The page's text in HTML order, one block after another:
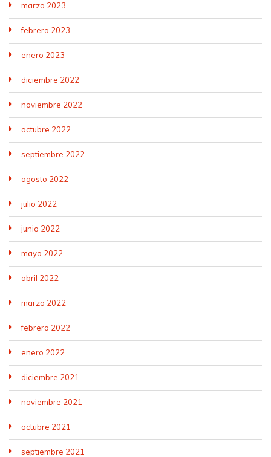
marzo 2023
febrero 2023
enero 2023
diciembre 2022
noviembre 2022
octubre 2022
septiembre 2022
agosto 2022
julio 2022
junio 2022
mayo 2022
abril 2022
marzo 2022
febrero 2022
enero 2022
diciembre 2021
noviembre 2021
octubre 2021
septiembre 2021